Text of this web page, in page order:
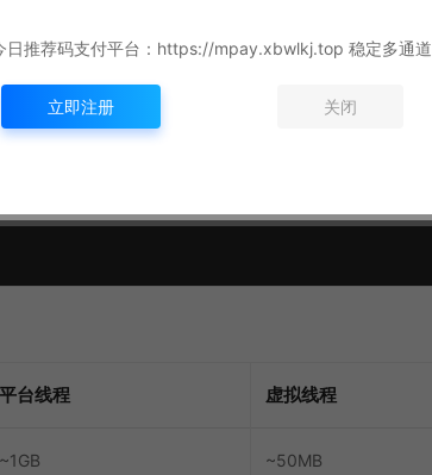
平台线程 虚拟线程
~1GB ~50MB
日推荐码支付平台：https://mpay.xbwlkj.top 稳定多通道
立即注册 关闭